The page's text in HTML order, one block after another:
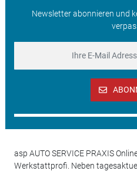
Newsletter abonnieren und
asp AUTO SERVICE PRAXIS
Werkstattprofi. Neben